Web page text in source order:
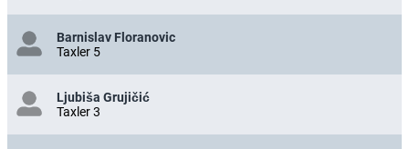
Barnislav Floranovic
Taxler 5
Ljubiša Grujičić
Taxler 3